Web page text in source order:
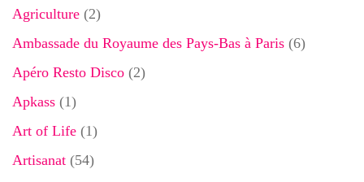
Agriculture (2)
Ambassade du Royaume des Pays-Bas à Paris (6)
Apéro Resto Disco (2)
Apkass (1)
Art of Life (1)
Artisanat (54)